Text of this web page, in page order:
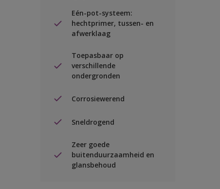
Eén-pot-systeem:
hechtprimer, tussen- en
afwerklaag
Toepasbaar op
verschillende
ondergronden
Corrosiewerend
Sneldrogend
Zeer goede
buitenduurzaamheid en
glansbehoud